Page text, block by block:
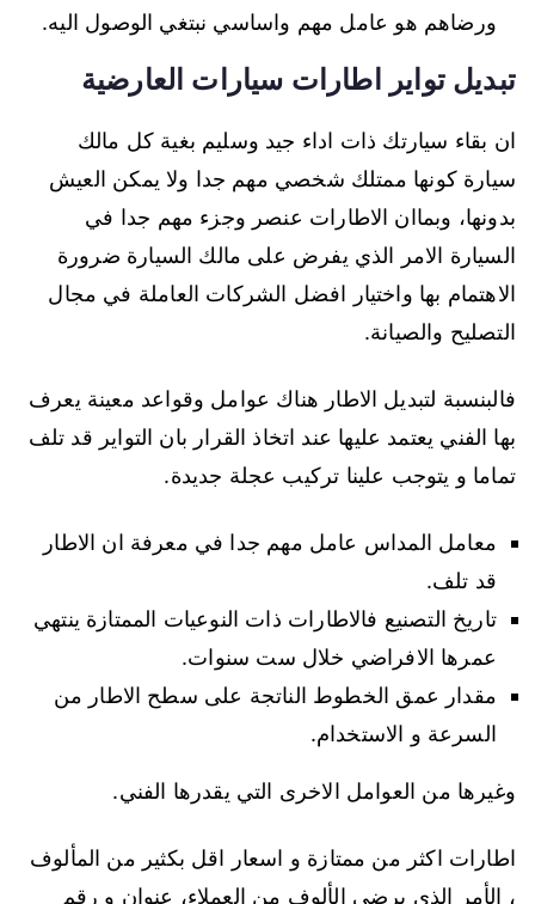
ورضاهم هو عامل مهم واساسي نبتغي الوصول اليه.
تبديل تواير اطارات سيارات العارضية
ان بقاء سيارتك ذات اداء جيد وسليم بغية كل مالك
سيارة كونها ممتلك شخصي مهم جدا ولا يمكن العيش
بدونها، وبماان الاطارات عنصر وجزء مهم جدا في
السيارة الامر الذي يفرض على مالك السيارة ضرورة
الاهتمام بها واختيار افضل الشركات العاملة في مجال
التصليح والصيانة.
فالبنسبة لتبديل الاطار هناك عوامل وقواعد معينة يعرف
بها الفني يعتمد عليها عند اتخاذ القرار بان التواير قد تلف
تماما و يتوجب علينا تركيب عجلة جديدة.
معامل المداس عامل مهم جدا في معرفة ان الاطار
قد تلف.
تاريخ التصنيع فالاطارات ذات النوعيات الممتازة ينتهي
عمرها الافراضي خلال ست سنوات.
مقدار عمق الخطوط الناتجة على سطح الاطار من
السرعة و الاستخدام.
وغيرها من العوامل الاخرى التي يقدرها الفني.
اطارات اكثر من ممتازة و اسعار اقل بكثير من المألوف
، الأمر الذي يرضي الألوف من العملاء، عنوان و رقم